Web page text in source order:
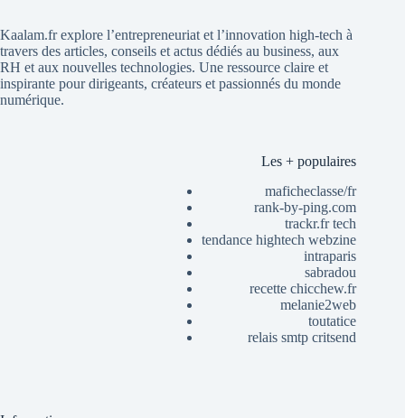
Kaalam.fr explore l’entrepreneuriat et l’innovation high-tech à
travers des articles, conseils et actus dédiés au business, aux
RH et aux nouvelles technologies. Une ressource claire et
inspirante pour dirigeants, créateurs et passionnés du monde
numérique.
Les + populaires
maficheclasse/fr
rank-by-ping.com
trackr.fr tech
tendance hightech webzine
intraparis
sabradou
recette chicchew.fr
melanie2web
toutatice
relais smtp critsend